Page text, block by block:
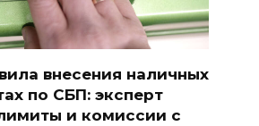
внесения наличных
по СБП: эксперт
и комиссии с